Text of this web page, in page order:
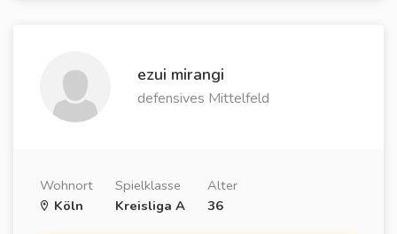
ezui mirangi
defensives Mittelfeld
Wohnort
Köln
Spielklasse
Kreisliga A
Alter
36